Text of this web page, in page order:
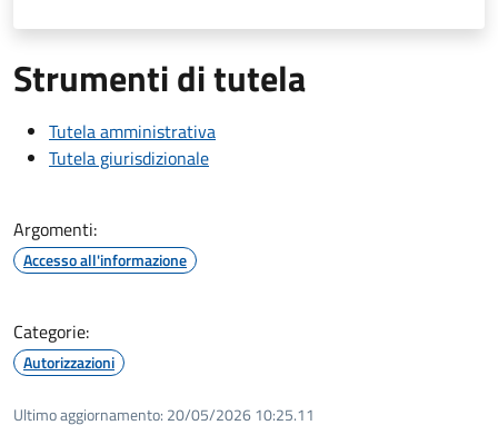
Strumenti di tutela
Tutela amministrativa
Tutela giurisdizionale
Argomenti:
Accesso all'informazione
Categorie:
Autorizzazioni
Ultimo aggiornamento: 20/05/2026 10:25.11